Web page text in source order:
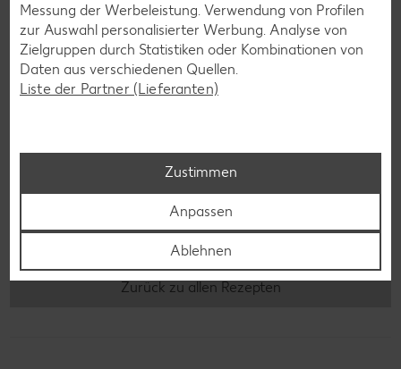
Smoothie-Rezepte
Bowle-Rezepte
Cocktail-Rezepte
Bananen-Rezepte
Zurück zu allen Rezepten
Messung der Werbeleistung. Verwendung von Profilen
zur Auswahl personalisierter Werbung. Analyse von
Zielgruppen durch Statistiken oder Kombinationen von
Daten aus verschiedenen Quellen.
Liste der Partner (Lieferanten)
Zustimmen
Anpassen
Ablehnen